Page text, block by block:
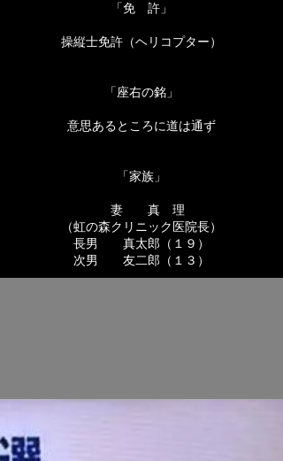
「免 許」
操縦士免許（ヘリコプター）
「座右の銘」
意思あるところに道は通ず
「家族」
妻 真 理
（虹の森クリニック医院長）
長男 真太郎（１９ ）
次男 友二郎（１３）